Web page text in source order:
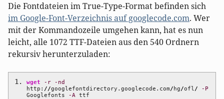
Die Fontdateien im True-Type-Format befinden sich
im Google-Font-Verzeichnis auf googlecode.com. Wer
mit der Kommandozeile umgehen kann, hat es nun
leicht, alle 1072 TTF-Dateien aus den 540 Ordnern
rekursiv herunterzuladen:
wget -r
-nd
http: //googlefontdirectory.googlecode.com/hg/ofl /
-P
Googlefonts
-A ttf